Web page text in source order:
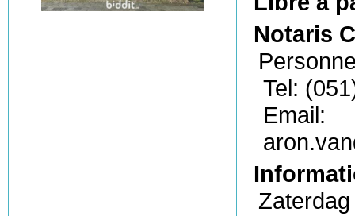
Notaris
Tel:
Email: